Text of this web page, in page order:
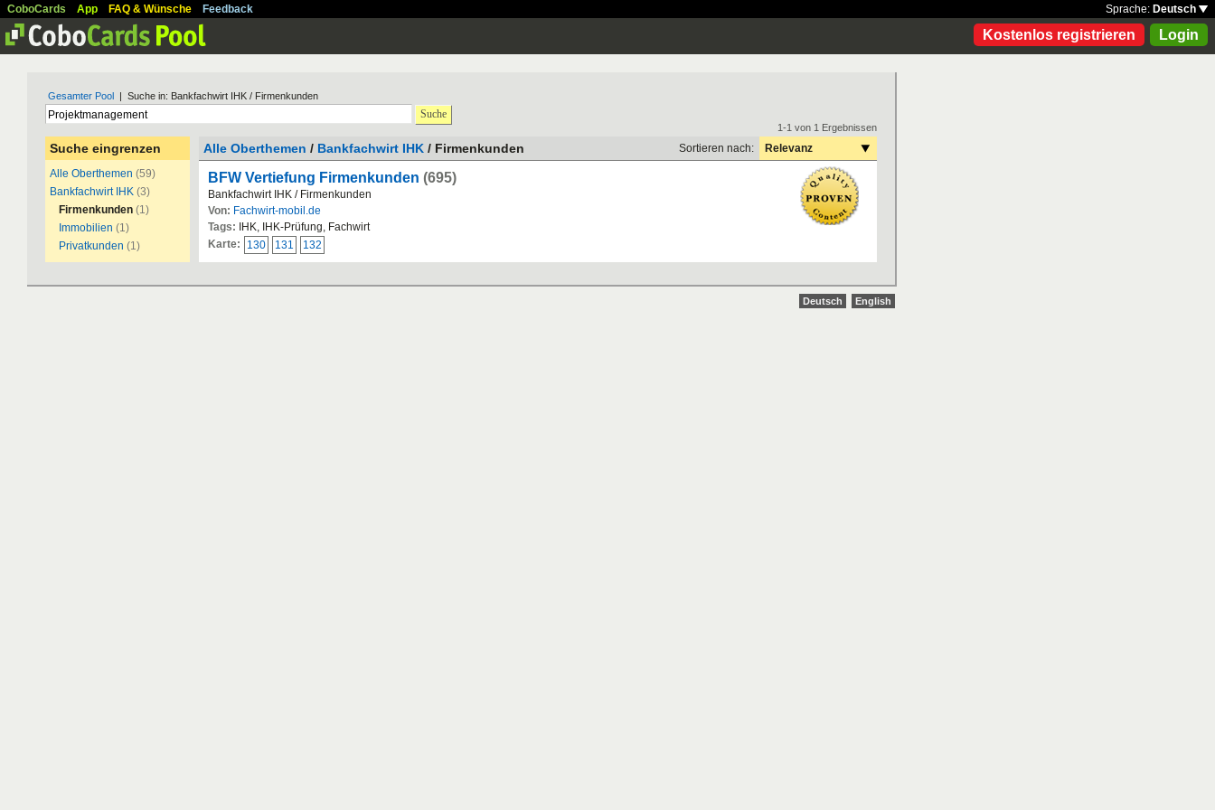
CoboCards App FAQ & Wünsche Feedback Sprache: Deutsch
Kostenlos registrieren Login
Gesamter Pool | Suche in: Bankfachwirt IHK / Firmenkunden
Suche
Suche eingrenzen
Alle Oberthemen (59)
Bankfachwirt IHK (3)
Firmenkunden (1)
Immobilien (1)
Privatkunden (1)
1-1 von 1 Ergebnissen
Alle Oberthemen / Bankfachwirt IHK / Firmenkunden Sortieren nach: Relevanz
BFW Vertiefung Firmenkunden (695)
Bankfachwirt IHK / Firmenkunden
Von: Fachwirt-mobil.de
Tags:
IHK, IHK-Prüfung, Fachwirt
Karte:
130 131 132
Deutsch English